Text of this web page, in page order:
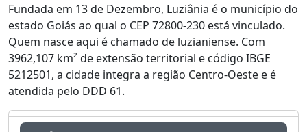
Fundada em 13 de Dezembro, Luziânia é o município do
estado Goiás ao qual o CEP 72800-230 está vinculado.
Quem nasce aqui é chamado de luzianiense. Com
3962,107 km² de extensão territorial e código IBGE
5212501, a cidade integra a região Centro-Oeste e é
atendida pelo DDD 61.